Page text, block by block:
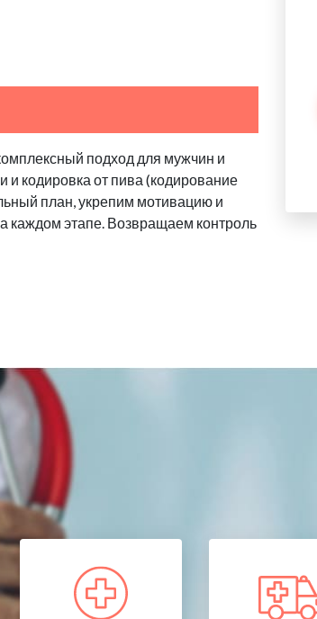
подход для мужчин и
и кодировка от пива (кодирование
план, укрепим мотивацию и
каждом этапе. Возвращаем контроль